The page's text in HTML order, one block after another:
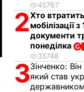
45767
2Хто
мобілізації
документи
понеділка
35748
3Зінченко:
який став